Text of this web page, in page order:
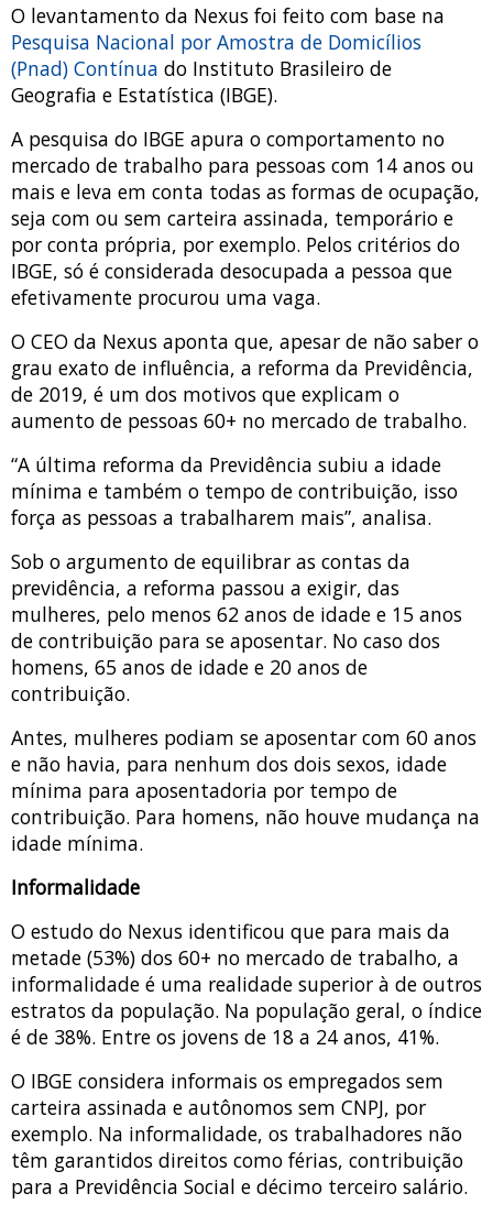
O levantamento da Nexus foi feito com base na
Pesquisa Nacional por Amostra de Domicílios
(Pnad) Contínua do Instituto Brasileiro de
Geografia e Estatística (IBGE).
A pesquisa do IBGE apura o comportamento no
mercado de trabalho para pessoas com 14 anos ou
mais e leva em conta todas as formas de ocupação,
seja com ou sem carteira assinada, temporário e
por conta própria, por exemplo. Pelos critérios do
IBGE, só é considerada desocupada a pessoa que
efetivamente procurou uma vaga.
O CEO da Nexus aponta que, apesar de não saber o
grau exato de influência, a reforma da Previdência,
de 2019, é um dos motivos que explicam o
aumento de pessoas 60+ no mercado de trabalho.
“A última reforma da Previdência subiu a idade
mínima e também o tempo de contribuição, isso
força as pessoas a trabalharem mais”, analisa.
Sob o argumento de equilibrar as contas da
previdência, a reforma passou a exigir, das
mulheres, pelo menos 62 anos de idade e 15 anos
de contribuição para se aposentar. No caso dos
homens, 65 anos de idade e 20 anos de
contribuição.
Antes, mulheres podiam se aposentar com 60 anos
e não havia, para nenhum dos dois sexos, idade
mínima para aposentadoria por tempo de
contribuição. Para homens, não houve mudança na
idade mínima.
Informalidade
O estudo do Nexus identificou que para mais da
metade (53%) dos 60+ no mercado de trabalho, a
informalidade é uma realidade superior à de outros
estratos da população. Na população geral, o índice
é de 38%. Entre os jovens de 18 a 24 anos, 41%.
O IBGE considera informais os empregados sem
carteira assinada e autônomos sem CNPJ, por
exemplo. Na informalidade, os trabalhadores não
têm garantidos direitos como férias, contribuição
para a Previdência Social e décimo terceiro salário.